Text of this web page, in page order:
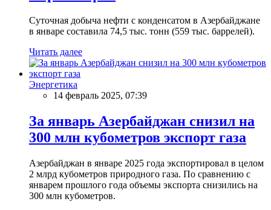
Суточная добыча нефти с конденсатом в Азербайджане
в январе составила 74,5 тыс. тонн (559 тыс. баррелей).
Читать далее
Энергетика
14 февраль 2025, 07:39
За январь Азербайджан снизил на
300 млн кубометров экспорт газа
Азербайджан в январе 2025 года экспортировал в целом
2 млрд кубометров природного газа. По сравнению с
январем прошлого года объемы экспорта снизились на
300 млн кубометров.